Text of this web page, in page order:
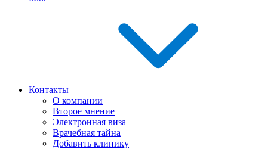
Контакты
О компании
Второе мнение
Электронная виза
Врачебная тайна
Добавить клинику